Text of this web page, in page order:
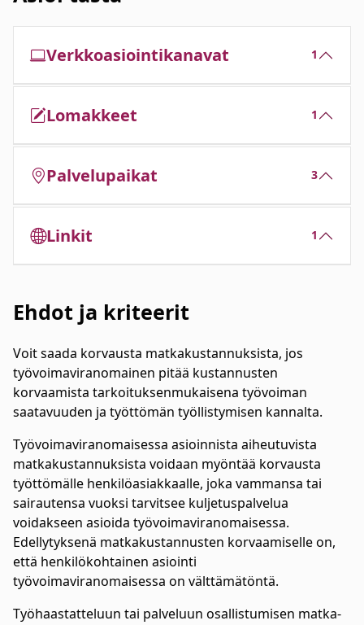
Verkkoasiointikanavat 1
Lomakkeet 1
Palvelupaikat 3
Linkit 1
Ehdot ja kriteerit
Voit saada korvausta matkakustannuksista, jos
työvoimaviranomainen pitää kustannusten
korvaamista tarkoituksenmukaisena työvoiman
saatavuuden ja työttömän työllistymisen kannalta.
Työvoimaviranomaisessa asioinnista aiheutuvista
matkakustannuksista voidaan myöntää korvausta
työttömälle henkilöasiakkaalle, joka vammansa tai
sairautensa vuoksi tarvitsee kuljetuspalvelua
voidakseen asioida työvoimaviranomaisessa.
Edellytyksenä matkakustannusten korvaamiselle on,
että henkilökohtainen asiointi
työvoimaviranomaisessa on välttämätöntä.
Työhaastatteluun tai palveluun osallistumisen matka-